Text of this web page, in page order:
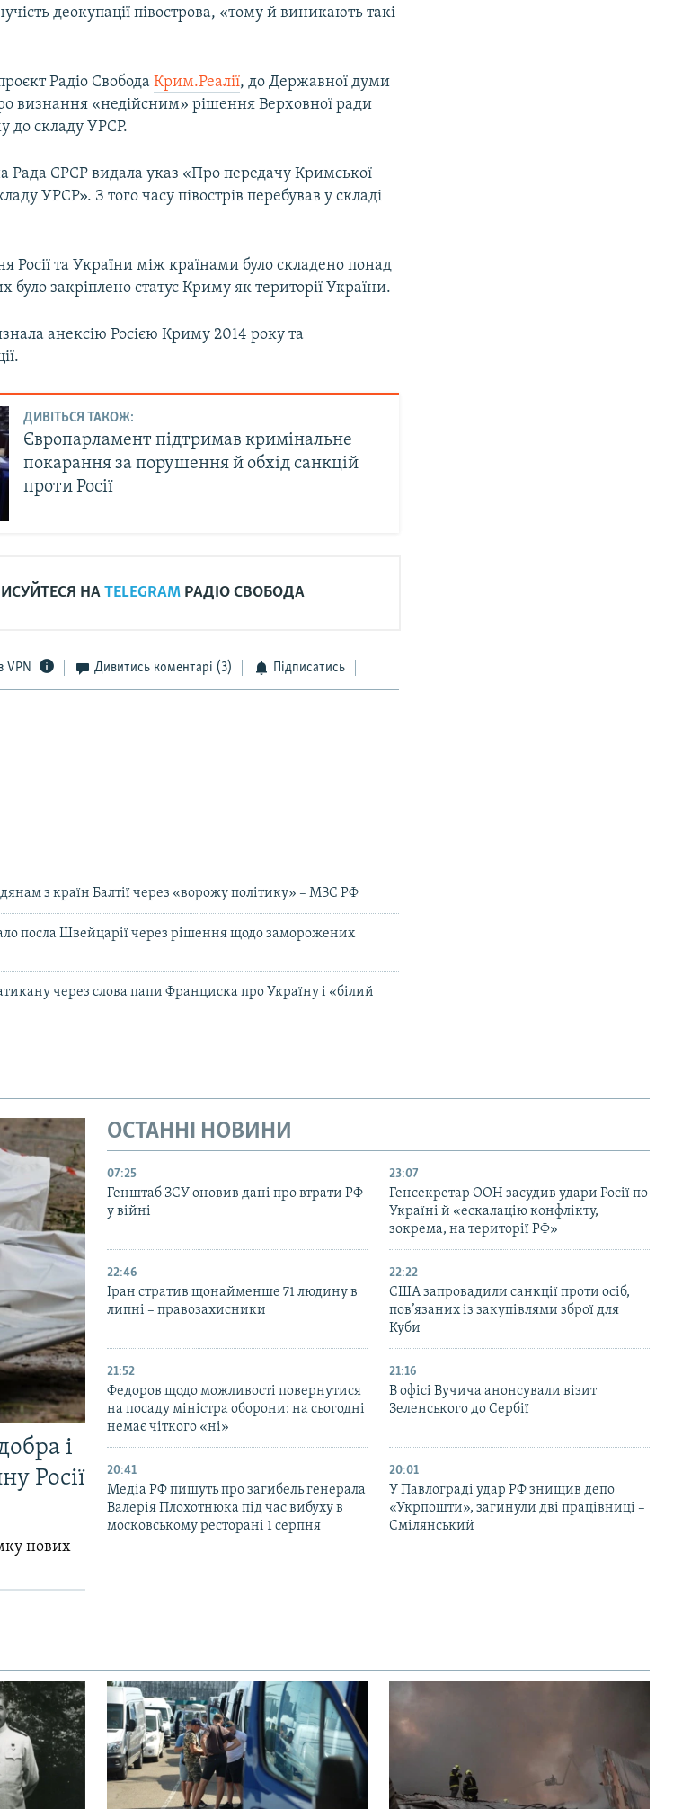
деокупації півострова, «тому й виникають такі
Радіо СвободаКрим.Реалії, до Державної думи
визнання «недійсним» рішення Верховної ради
до складу УРСР.
Рада СРСР видала указ «Про передачу Кримської
УРСР». З того часу півострів перебував у складі
Росії та України між країнами було складено понад
було закріплено статус Криму як території України.
анексію Росією Криму 2014 року та
ДИВІТЬСЯ ТАКОЖ:
Європарламент підтримав кримінальне
покарання за порушення й обхід санкцій
проти Росії
НАTELEGRAM РАДІО СВОБОДА
VPN Дивитись коментарі (3) Підписатись
з країн Балтії через «ворожу політику» – МЗС РФ
посла Швейцарії через рішення щодо заморожених
через слова папи Франциска про Україну і «білий
і
Росії
нових
ОСТАННІ НОВИНИ
07:25
Генштаб ЗСУ оновив дані про втрати РФ
у війні
23:07
Генсекретар ООН засудив удари Росії по
Україні й «ескалацію конфлікту,
зокрема, на території РФ»
22:46
Іран стратив щонайменше 71 людину в
липні – правозахисники
22:22
США запровадили санкції проти осіб,
пов’язаних із закупівлями зброї для
Куби
21:52
Федоров щодо можливості повернутися
на посаду міністра оборони: на сьогодні
немає чіткого «ні»
21:16
В офісі Вучича анонсували візит
Зеленського до Сербії
20:41
Медіа РФ пишуть про загибель генерала
Валерія Плохотнюка під час вибуху в
московському ресторані 1 серпня
20:01
У Павлограді удар РФ знищив депо
«Укрпошти», загинули дві працівниці –
Смілянський